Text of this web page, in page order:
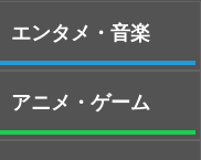
エンタメ・音楽
アニメ・ゲーム